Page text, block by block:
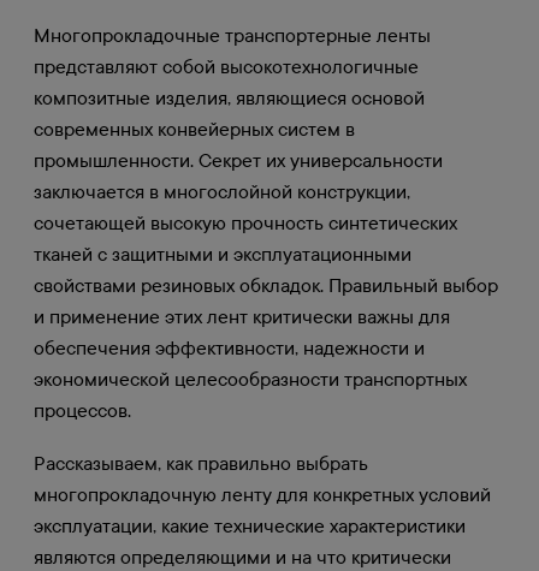
Многопрокладочные транспортерные ленты
представляют собой высокотехнологичные
композитные изделия, являющиеся основой
современных конвейерных систем в
промышленности. Секрет их универсальности
заключается в многослойной конструкции,
сочетающей высокую прочность синтетических
тканей с защитными и эксплуатационными
свойствами резиновых обкладок. Правильный выбор
и применение этих лент критически важны для
обеспечения эффективности, надежности и
экономической целесообразности транспортных
процессов.
Рассказываем, как правильно выбрать
многопрокладочную ленту для конкретных условий
эксплуатации, какие технические характеристики
являются определяющими и на что критически